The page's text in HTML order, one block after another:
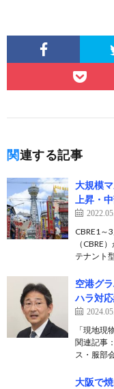
関連する記事
大規模
上昇・
CBRE1～
（CBRE
テナント
空港グ
ハラ対
「現地現
関連記事
ス・服部
大阪で